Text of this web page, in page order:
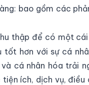
bao gồm các
thập để có một
hơn với sự cá
cá nhân hóa trải
ích, dịch vụ, điều